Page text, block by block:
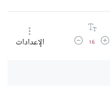
زيادة حجم الخط
16 تقليل حجم الخطالإعدادات